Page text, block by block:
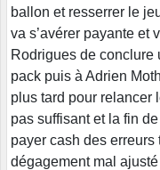
ballon et resserrer le
va s’avérer payante et
Rodrigues de conclure
pack puis à Adrien
plus tard pour relancer
pas suffisant et la fin
payer cash des erreurs
dégagement mal